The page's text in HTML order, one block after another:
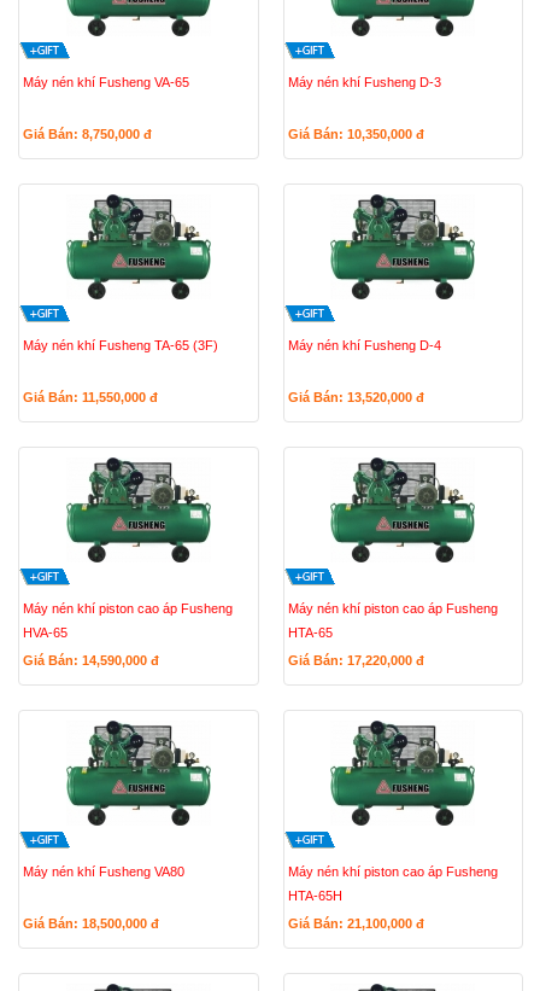
Máy nén khí Fusheng VA-65
Giá Bán: 8,750,000 đ
Máy nén khí Fusheng D-3
Giá Bán: 10,350,000 đ
Máy nén khí Fusheng TA-65 (3F)
Giá Bán: 11,550,000 đ
Máy nén khí Fusheng D-4
Giá Bán: 13,520,000 đ
Máy nén khí piston cao áp Fusheng
HVA-65
Giá Bán: 14,590,000 đ
Máy nén khí piston cao áp Fusheng
HTA-65
Giá Bán: 17,220,000 đ
Máy nén khí Fusheng VA80
Giá Bán: 18,500,000 đ
Máy nén khí piston cao áp Fusheng
HTA-65H
Giá Bán: 21,100,000 đ